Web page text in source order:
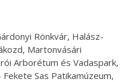
Rönkvár, Halász-
Martonvásári
Arborétum és Vadaspark,
Sas Patikamúzeum,